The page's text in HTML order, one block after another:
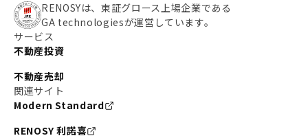
RENOSYは、東証グロース上場企業である
GA technologiesが運営しています。
サービス
不動産投資
不動産売却
関連サイト
Modern Standard
RENOSY 利諾喜